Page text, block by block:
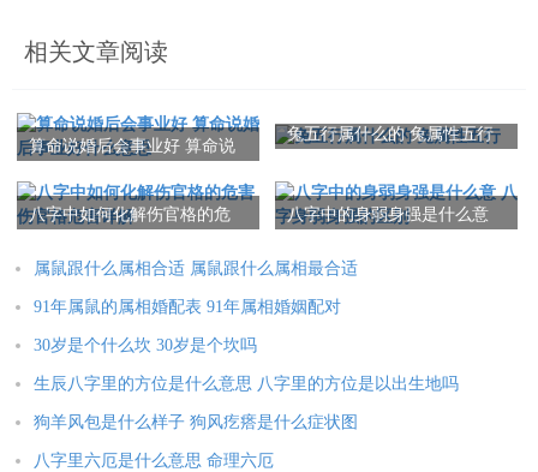
相关文章阅读
算命说婚后会事业好 算命说
兔五行属什么的 兔属性五行
八字中如何化解伤官格的危
八字中的身弱身强是什么意
属鼠跟什么属相合适 属鼠跟什么属相最合适
91年属鼠的属相婚配表 91年属相婚姻配对
30岁是个什么坎 30岁是个坎吗
生辰八字里的方位是什么意思 八字里的方位是以出生地吗
狗羊风包是什么样子 狗风疙瘩是什么症状图
八字里六厄是什么意思 命理六厄